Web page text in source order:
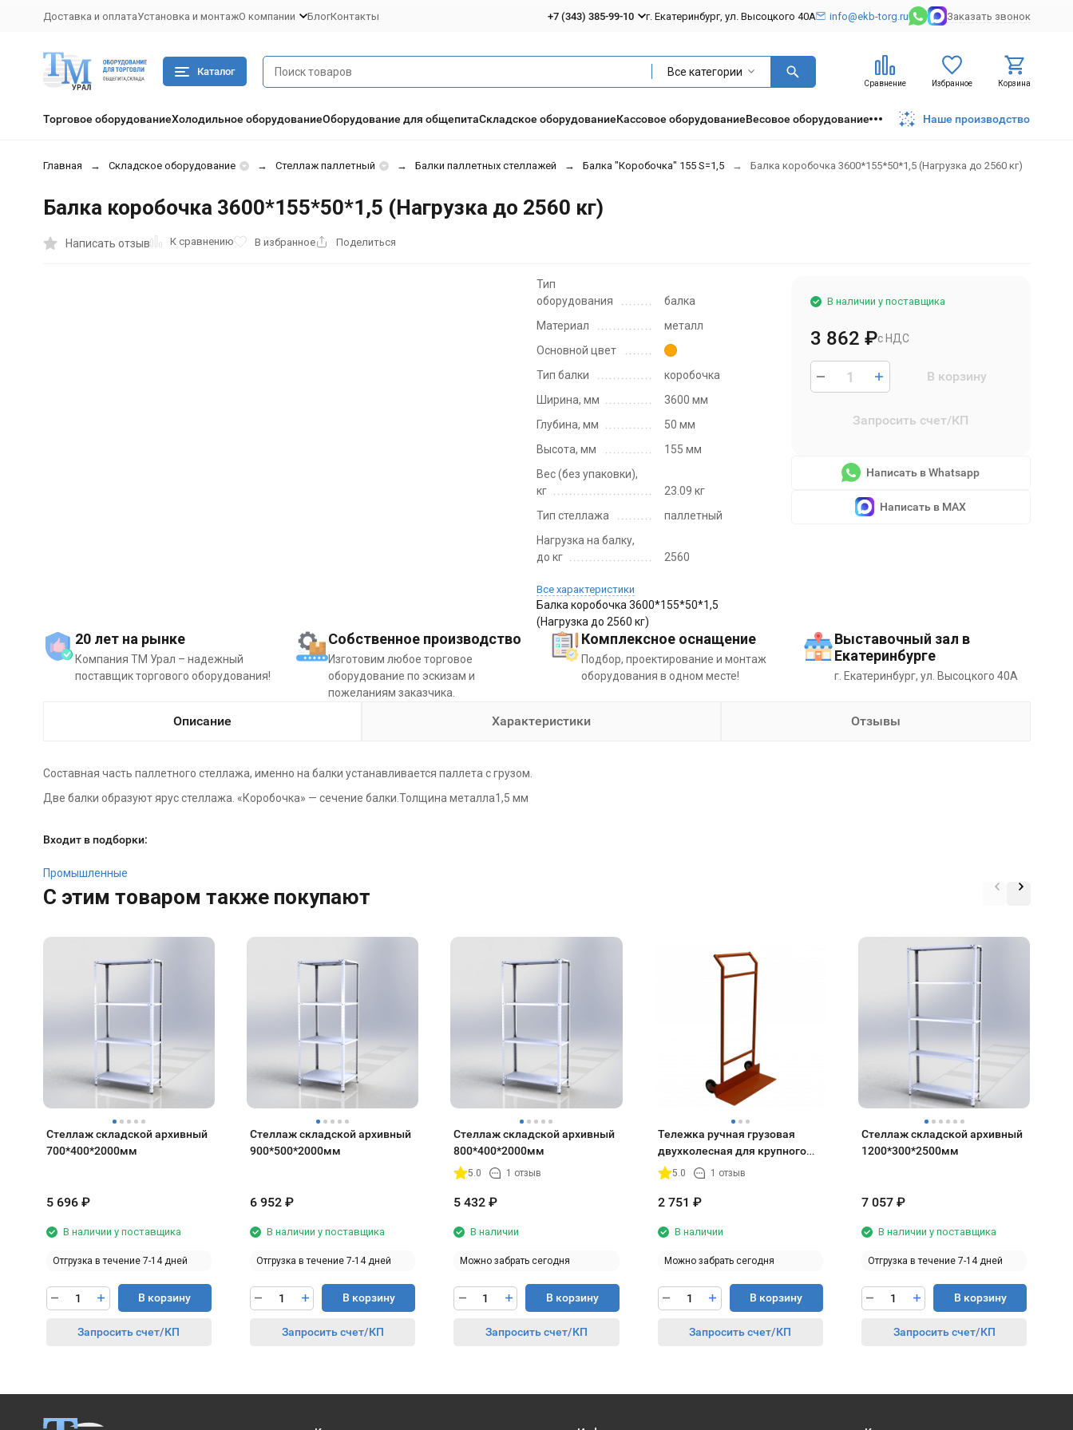
Доставка и оплатаУстановка и монтажО компании БлогКонтакты +7 (343) 385-99-10 г. Екатеринбург, ул. Высоцкого 40А info@ekb-torg.ru Заказать звонок
Каталог Все категории
Сравнение Избранное Корзина
Торговое оборудованиеХолодильное оборудованиеОборудование для общепитаСкладское оборудованиеКассовое оборудованиеВесовое оборудование Наше производство
Главная Складское оборудование Стеллаж паллетный Балки паллетных стеллажей Балка "Коробочка" 155 S=1,5 Балка коробочка 3600*155*50*1,5 (Нагрузка до 2560 кг)
Балка коробочка 3600*155*50*1,5 (Нагрузка до 2560 кг)
Написать отзыв К сравнению В избранное Поделиться
Балка коробочка 3600*155*50*1,5
(Нагрузка до 2560 кг)
Тип
оборудования
балка
Материал
металл
Основной цвет
Тип балки
коробочка
Ширина, мм
3600 мм
Глубина, мм
50 мм
Высота, мм
155 мм
Вес (без упаковки),
кг
23.09 кг
Тип стеллажа
паллетный
Нагрузка на балку,
до кг
2560
Все характеристики
В наличии у поставщика
с НДС
3 862 ₽
В корзину
Запросить счет/КП
Написать в Whatsapp
Написать в MAX
20 лет на рынке
Компания ТМ Урал – надежный
поставщик торгового оборудования!
Собственное производство
Изготовим любое торговое
оборудование по эскизам и
пожеланиям заказчика.
Комплексное оснащение
Подбор, проектирование и монтаж
оборудования в одном месте!
Выставочный зал в
Екатеринбурге
г. Екатеринбург, ул. Высоцкого 40А
Описание Характеристики Отзывы
Составная часть паллетного стеллажа, именно на балки устанавливается паллета с грузом.
Две балки образуют ярус стеллажа. «Коробочка» — сечение балки.Толщина металла1,5 мм
Входит в подборки:
Промышленные
C этим товаром также покупают
Стеллаж складской архивный
700*400*2000мм
5 696 ₽
В наличии у поставщика
Отгрузка в течение 7-14 дней
В корзину
Запросить счет/КП
Стеллаж складской архивный
900*500*2000мм
6 952 ₽
В наличии у поставщика
Отгрузка в течение 7-14 дней
В корзину
Запросить счет/КП
Стеллаж складской архивный
800*400*2000мм
5.0 1 отзыв
5 432 ₽
В наличии
Можно забрать сегодня
В корзину
Запросить счет/КП
Тележка ручная грузовая
двухколесная для крупного
бытового товара
5.0 1 отзыв
2 751 ₽
В наличии
Можно забрать сегодня
В корзину
Запросить счет/КП
Стеллаж складской архивный
1200*300*2500мм
7 057 ₽
В наличии у поставщика
Отгрузка в течение 7-14 дней
В корзину
Запросить счет/КП